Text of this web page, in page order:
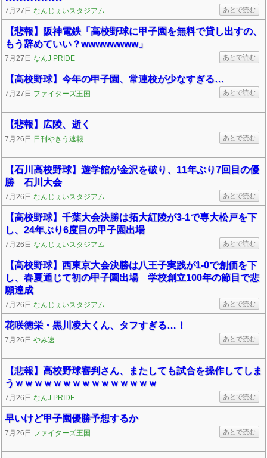
7月27日 なんじぇいスタジアム あとで読む
【悲報】阪神電鉄「高校野球に甲子園を無料で貸し出すの、
もう辞めていい？wwwwwwww」
7月27日 なんJ PRIDE あとで読む
【高校野球】今年の甲子園、常連校が少なすぎる…
7月27日 ファイターズ王国 あとで読む
【悲報】広陵、逝く
7月26日 日刊やきう速報 あとで読む
【石川高校野球】遊学館が金沢を破り、11年ぶり7回目の優
勝 石川大会
7月26日 なんじぇいスタジアム あとで読む
【高校野球】千葉大会決勝は拓大紅陵が3-1で専大松戸を下
し、24年ぶり6度目の甲子園出場
7月26日 なんじぇいスタジアム あとで読む
【高校野球】西東京大会決勝は八王子実践が1-0で創価を下
し、春夏通じて初の甲子園出場 学校創立100年の節目で悲
願達成
7月26日 なんじぇいスタジアム あとで読む
花咲徳栄・黒川凌大くん、タフすぎる…！
7月26日 やみ速 あとで読む
【悲報】高校野球審判さん、またしても試合を操作してしま
うｗｗｗｗｗｗｗｗｗｗｗｗｗｗｗ
7月26日 なんJ PRIDE あとで読む
早いけど甲子園優勝予想するか
7月26日 ファイターズ王国 あとで読む